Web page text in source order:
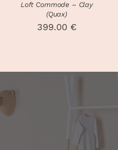
Loft Commode – Clay
(Quax)
399.00 €